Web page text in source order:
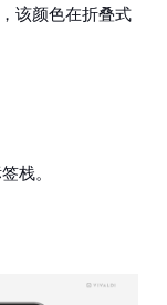
该颜色在折叠式
栈。